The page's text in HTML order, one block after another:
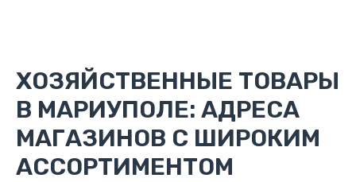
ХОЗЯЙСТВЕННЫЕ ТОВАРЫ
В МАРИУПОЛЕ: АДРЕСА
МАГАЗИНОВ С ШИРОКИМ
АССОРТИМЕНТОМ